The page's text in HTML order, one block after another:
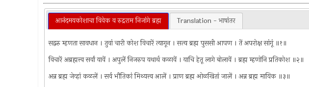
आनंदमयकोशाचा विवेक व रुद्रराम निजांगे ब्रह्म Translation - भाषांतर
सद्वरु म्हणता सावधान । तुवां चारी कोश विचारें त्यागून । सत्य ब्रह्म पुससी आपण । तें अपरोक्ष सांगूं ॥१॥
विचारें अब्रह्मत्त्व सर्वां यावें । अपुलें निजरुप यथार्थ कळावें । याचि हेतू लागे बोलावें । ब्रह्म म्हणोनि प्रतिकोश ॥२॥
अन्न ब्रह्म जेव्हां कळलें । सर्व भौतिकां मिथ्यत्त्व आलें । प्राण ब्रह्म ओळखितां जालें । अन्न ब्रह्म मायिक ॥३॥